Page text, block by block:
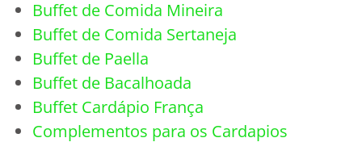
Buffet de Comida Mineira
Buffet de Comida Sertaneja
Buffet de Paella
Buffet de Bacalhoada
Buffet Cardápio França
Complementos para os Cardapios